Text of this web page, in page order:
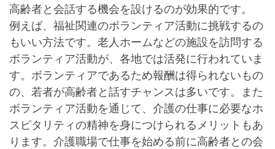
高齢者と会話する機会を設けるのが効果的です。
例えば、福祉関連のボランティア活動に挑戦するの
もいい方法です。老人ホームなどの施設を訪問する
ボランティア活動が、各地では活発に行われていま
す。ボランティアであるため報酬は得られないもの
の、若者が高齢者と話すチャンスは多いです。また
ボランティア活動を通じて、介護の仕事に必要なホ
スピタリティの精神を身につけられるメリットもあ
ります。介護職場で仕事を始める前に高齢者との会